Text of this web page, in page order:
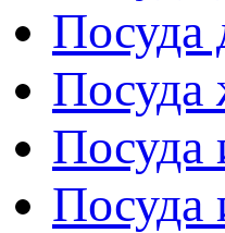
Посуда
Посуда
Посуда
Посуда